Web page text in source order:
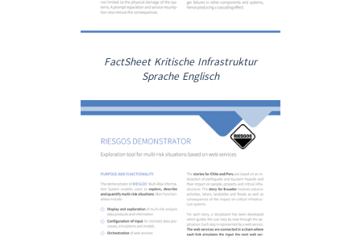
FactSheet Kritische Infrastruktur
Sprache Englisch